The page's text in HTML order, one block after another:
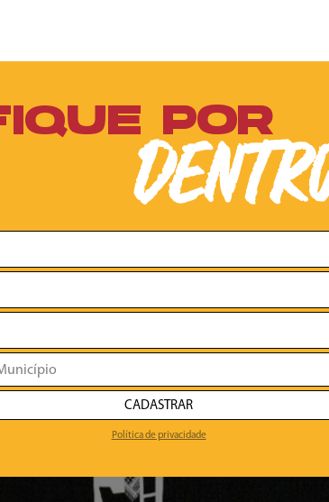
POR
CADASTRAR
Política de privacidade